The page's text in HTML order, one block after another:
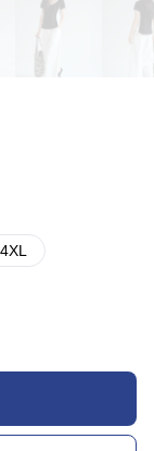
4XL